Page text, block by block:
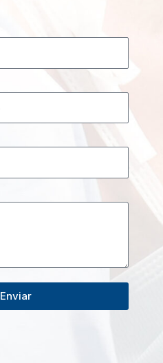
Enviar